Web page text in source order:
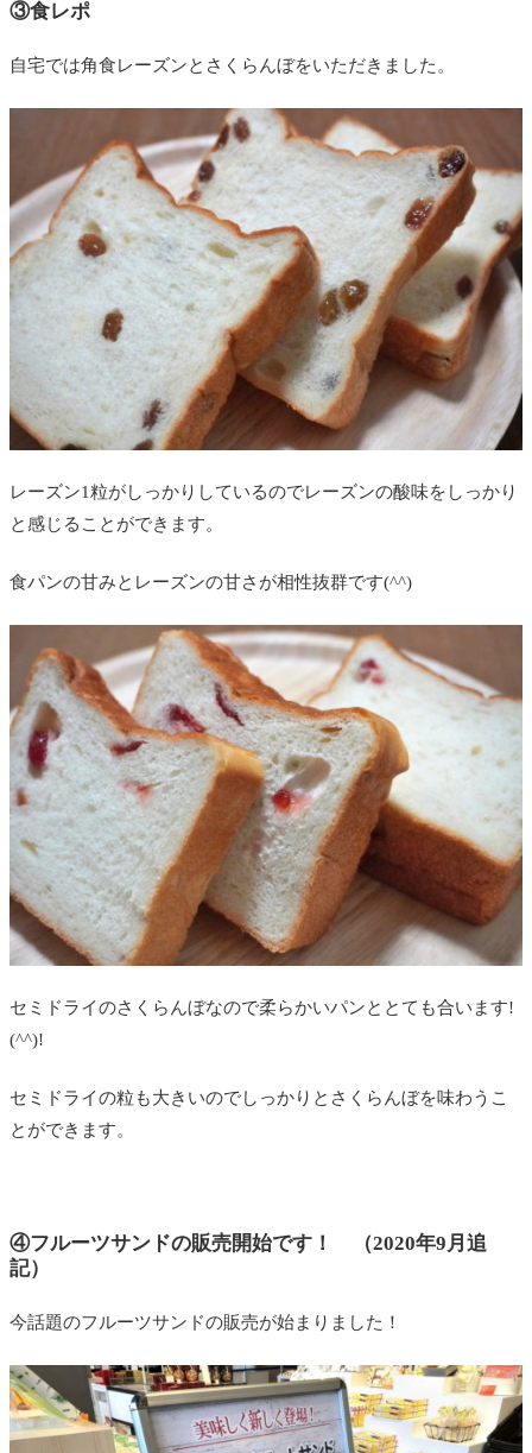
③食レポ
自宅では角食レーズンとさくらんぼをいただきました。
レーズン1粒がしっかりしているのでレーズンの酸味をしっかり
と感じることができます。
食パンの甘みとレーズンの甘さが相性抜群です(^^)
セミドライのさくらんぼなので柔らかいパンととても合います!
(^^)!
セミドライの粒も大きいのでしっかりとさくらんぼを味わうこ
とができます。
④フルーツサンドの販売開始です！ （2020年9月追
記）
今話題のフルーツサンドの販売が始まりました！